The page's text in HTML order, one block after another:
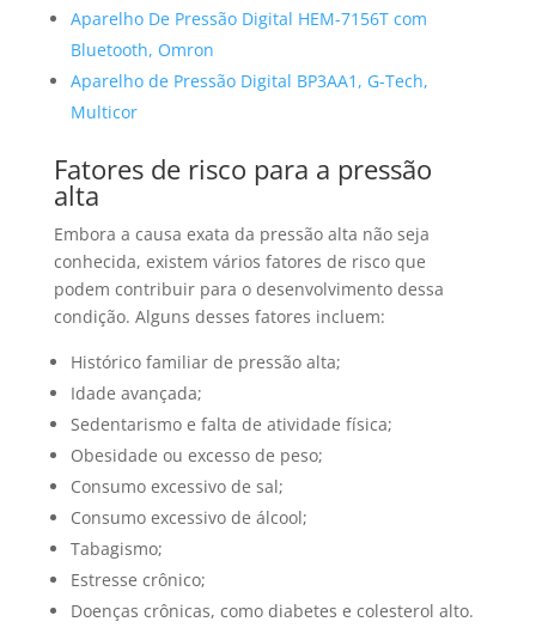
Aparelho De Pressão Digital HEM-7156T com
Bluetooth, Omron
Aparelho de Pressão Digital BP3AA1, G-Tech,
Multicor
Fatores de risco para a pressão
alta
Embora a causa exata da pressão alta não seja
conhecida, existem vários fatores de risco que
podem contribuir para o desenvolvimento dessa
condição. Alguns desses fatores incluem:
Histórico familiar de pressão alta;
Idade avançada;
Sedentarismo e falta de atividade física;
Obesidade ou excesso de peso;
Consumo excessivo de sal;
Consumo excessivo de álcool;
Tabagismo;
Estresse crônico;
Doenças crônicas, como diabetes e colesterol alto.